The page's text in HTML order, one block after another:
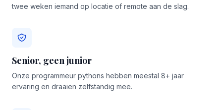
twee weken iemand op locatie of remote aan de slag.
Senior, geen junior
Onze programmeur pythons hebben meestal 8+ jaar
ervaring en draaien zelfstandig mee.